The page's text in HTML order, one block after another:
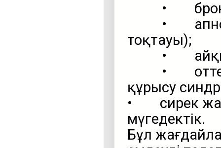
•
• апноэ
тоқтауы);
• айқын
•
құрысу
• сирек
мүгедектік.
Бұл